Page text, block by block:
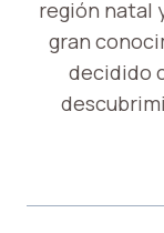
región natal
gran
decidido